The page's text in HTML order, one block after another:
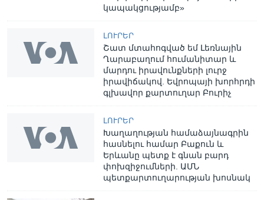
կապակցությամբ»
ԼՈՒՐԵՐ
Շատ մտահոգված եմ Լեռնային
Ղարաբաղում հումանիտար և
մարդու իրավունքների լուրջ
իրավիճակով. Եվրոպայի խորհրդի
գլխավոր քարտուղար Բուրիչ
ԼՈՒՐԵՐ
Խաղաղության համաձայնագրին
հասնելու համար Բաքուն և
Երևանը պետք է գնան բարդ
փոխզիջումների. ԱՄՆ
պետքարտուղարության խոսնակ